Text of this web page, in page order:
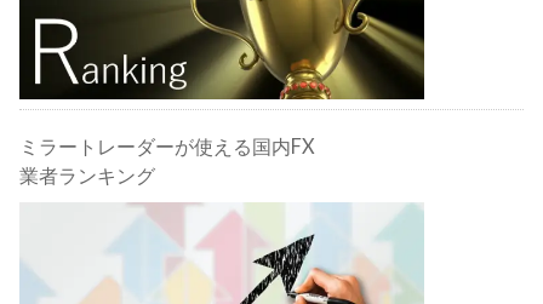
ミラートレーダーが使える国内FX
業者ランキング